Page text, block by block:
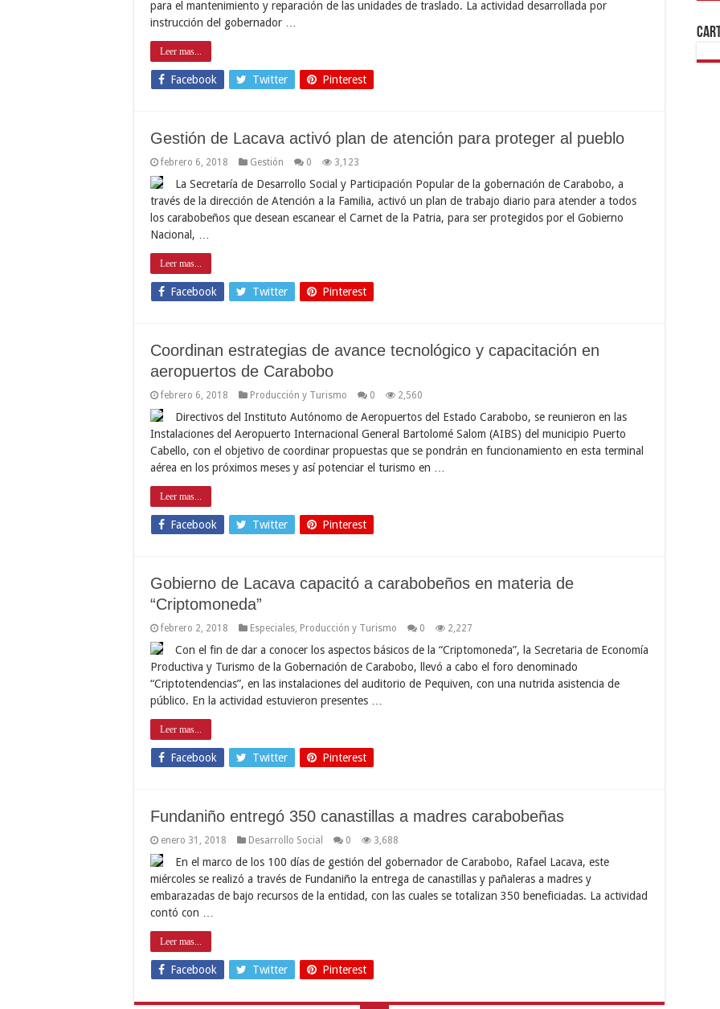
para el mantenimiento y reparación de las unidades de traslado. La actividad desarrollada por
instrucción del gobernador …
Leer mas...
Facebook Twitter Pinterest
Gestión de Lacava activó plan de atención para proteger al pueblo
febrero 6, 2018 Gestión 0 3,123
La Secretaría de Desarrollo Social y Participación Popular de la gobernación de Carabobo, a
través de la dirección de Atención a la Familia, activó un plan de trabajo diario para atender a todos
los carabobeños que desean escanear el Carnet de la Patria, para ser protegidos por el Gobierno
Nacional, …
Leer mas...
Facebook Twitter Pinterest
Coordinan estrategias de avance tecnológico y capacitación en
aeropuertos de Carabobo
febrero 6, 2018 Producción y Turismo 0 2,560
Directivos del Instituto Autónomo de Aeropuertos del Estado Carabobo, se reunieron en las
Instalaciones del Aeropuerto Internacional General Bartolomé Salom (AIBS) del municipio Puerto
Cabello, con el objetivo de coordinar propuestas que se pondrán en funcionamiento en esta terminal
aérea en los próximos meses y así potenciar el turismo en …
Leer mas...
Facebook Twitter Pinterest
Gobierno de Lacava capacitó a carabobeños en materia de
“Criptomoneda”
febrero 2, 2018 Especiales Producción y Turismo 0 2,227
Con el fin de dar a conocer los aspectos básicos de la “Criptomoneda”, la Secretaria de Economía
Productiva y Turismo de la Gobernación de Carabobo, llevó a cabo el foro denominado
“Criptotendencias”, en las instalaciones del auditorio de Pequiven, con una nutrida asistencia de
público. En la actividad estuvieron presentes …
Leer mas...
Facebook Twitter Pinterest
Fundaniño entregó 350 canastillas a madres carabobeñas
enero 31, 2018 Desarrollo Social 0 3,688
En el marco de los 100 días de gestión del gobernador de Carabobo, Rafael Lacava, este
miércoles se realizó a través de Fundaniño la entrega de canastillas y pañaleras a madres y
embarazadas de bajo recursos de la entidad, con las cuales se totalizan 350 beneficiadas. La actividad
contó con …
Leer mas...
Facebook Twitter Pinterest